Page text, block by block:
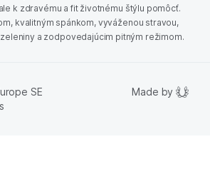
k zdravému a fit životnému štýlu pomôcť.
kvalitným spánkom, vyváženou stravou,
a zodpovedajúcim pitným režimom.
SE
Made by